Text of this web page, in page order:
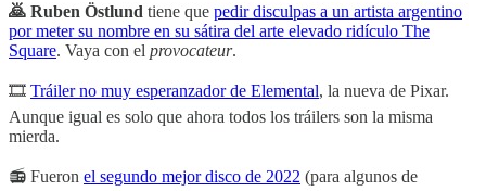
🙇 Ruben Östlund tiene que pedir disculpas a un artista argentino
por meter su nombre en su sátira del arte elevado ridículo The
Square. Vaya con el provocateur.
🎞 Tráiler no muy esperanzador de Elemental, la nueva de Pixar.
Aunque igual es solo que ahora todos los tráilers son la misma
mierda.
📻 Fueron el segundo mejor disco de 2022 (para algunos de